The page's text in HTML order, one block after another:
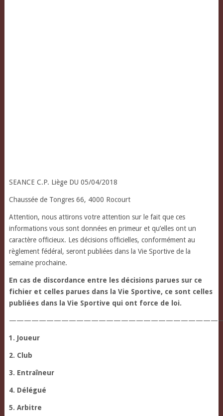
SEANCE C.P. Liège DU 05/04/2018
Chaussée de Tongres 66, 4000 Rocourt
Attention, nous attirons votre attention sur le fait que ces
informations vous sont données en primeur et qu’elles ont un
caractère officieux. Les décisions officielles, conformément au
règlement fédéral, seront publiées dans la Vie Sportive de la
semaine prochaine.
En cas de discordance entre les décisions parues sur ce
fichier et celles parues dans la Vie Sportive, ce sont celles
publiées dans la Vie Sportive qui ont force de loi.
1. Joueur
2. Club
3. Entraîneur
4. Délégué
5. Arbitre